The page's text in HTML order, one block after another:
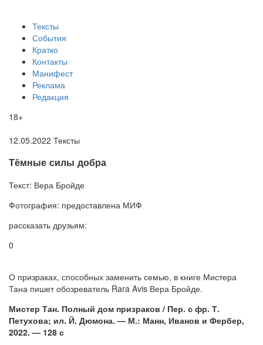
Тексты
События
Кратко
Контакты
Манифест
Реклама
Редакция
18+
12.05.2022 Тексты
Тёмные силы добра
Текст: Вера Бройде
Фотография: предоставлена МИФ
рассказать друзьям:
0
О призраках, способных заменить семью, в книге Мистера
Тана пишет обозреватель Rara Avis Вера Бройде.
Мистер Тан. Полный дом призраков / Пер. с фр. Т.
Петухова; ил. Й. Дюмона. — М.: Манн, Иванов и Фербер,
2022. — 128 с